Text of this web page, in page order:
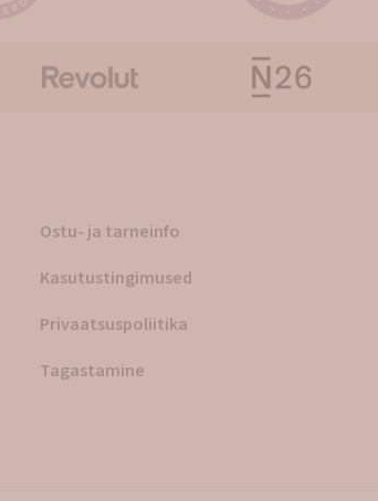
Ostu- ja tarneinfo
Kasutustingimused
Privaatsuspoliitika
Tagastamine